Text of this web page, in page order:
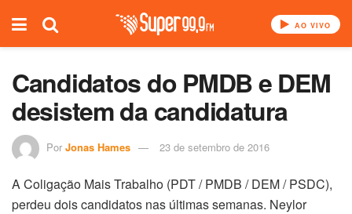
AO VIVO
Candidatos do PMDB e DEM
desistem da candidatura
Por Jonas Hames 23 de setembro de 2016
A Coligação Mais Trabalho (PDT / PMDB / DEM / PSDC),
perdeu dois candidatos nas últimas semanas. Neylor